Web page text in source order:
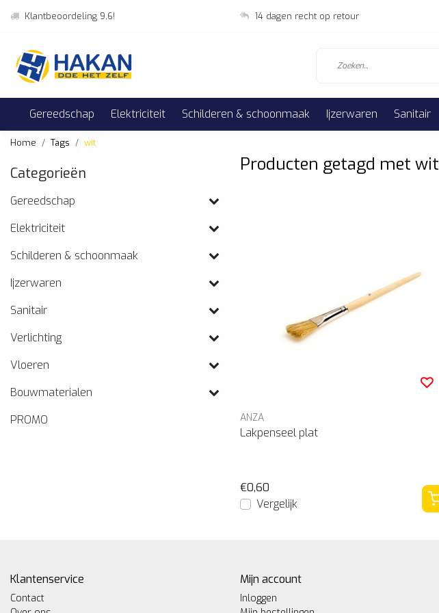
Klantbeoordeling 9,6! 14 dagen recht op retour
Gereedschap Elektriciteit Schilderen & schoonmaak Ijzerwaren Sanitair
Home Tags wit
Categorieën
Gereedschap
Elektriciteit
Schilderen & schoonmaak
Ijzerwaren
Sanitair
Verlichting
Vloeren
Bouwmaterialen
PROMO
Producten getagd met wit
ANZA
Lakpenseel plat
€0,60
Vergelijk
Klantenservice
Contact
Mijn account
Inloggen